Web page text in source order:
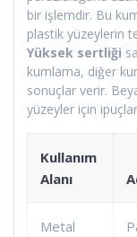
bir işlemdir. Bu
plastik yüzeylerin
Yüksek sertliği
kumlama, diğer
sonuçlar verir.
yüzeyler için
Kullanım
Alanı
Metal